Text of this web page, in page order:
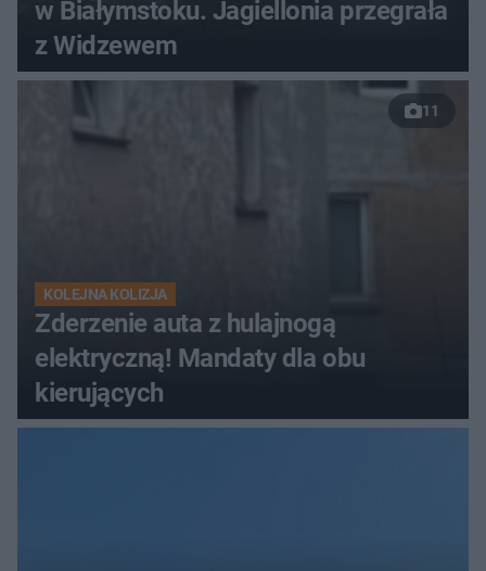
w Białymstoku. Jagiellonia przegrała
z Widzewem
11
KOLEJNA KOLIZJA
Zderzenie auta z hulajnogą
elektryczną! Mandaty dla obu
kierujących